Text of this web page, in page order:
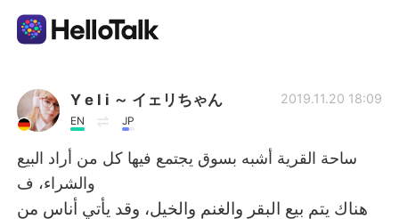
Приложение для Языкового Обмена
AI Grammar Checker
Русский
Y e l i ～ イェリちゃん
EN JP
2019.11.20 18:09
ساحة القرية أشبه بسوق يجتمع فيها كل من أراد البيع
والشراء، ف
هناك يتم بيع البقر والغنم والخيل، وقد يأتي أناس من